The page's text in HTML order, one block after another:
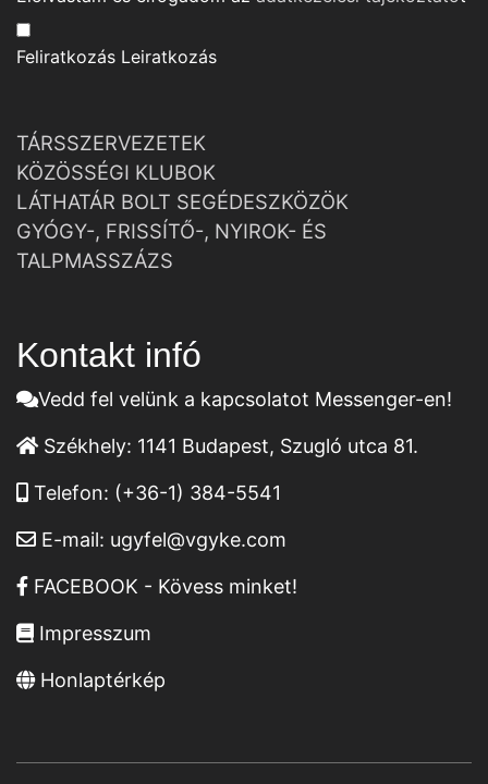
Feliratkozás Leiratkozás
TÁRSSZERVEZETEK
KÖZÖSSÉGI KLUBOK
LÁTHATÁR BOLT SEGÉDESZKÖZÖK
GYÓGY-, FRISSÍTŐ-, NYIROK- ÉS
TALPMASSZÁZS
Kontakt infó
Vedd fel velünk a kapcsolatot Messenger-en!
Székhely: 1141 Budapest, Szugló utca 81.
Telefon: (+36-1) 384-5541
E-mail: ugyfel@vgyke.com
FACEBOOK - Kövess minket!
Impresszum
Honlaptérkép